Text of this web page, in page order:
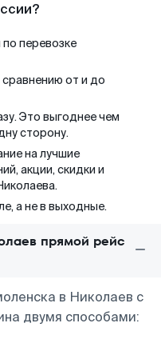
по перевозке
от и до
Это выгоднее чем
сторону.
на лучшие
акции, скидки и
а не в выходные.
прямой рейс
в Николаев с
двумя способами: